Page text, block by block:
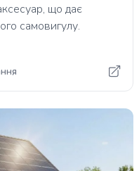
що дає
самовигулу.